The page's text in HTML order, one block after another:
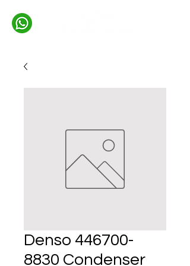
Denso 446700-
8830 Condenser